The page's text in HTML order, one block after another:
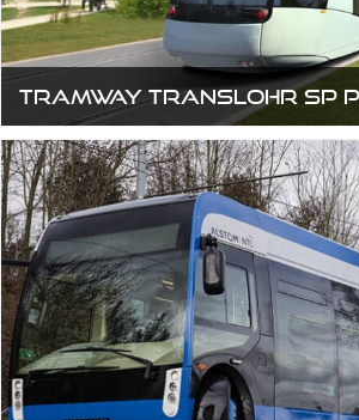
Tramway TRANSLOHR SP